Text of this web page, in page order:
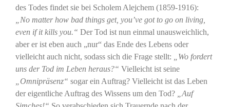
des Todes findet sie bei Scholem Alejchem (1859-1916):
„No matter how bad things get, you’ve got to go on living,
even if it kills you.“ Der Tod ist nun einmal unausweichlich,
aber er ist eben auch „nur“ das Ende des Lebens oder
vielleicht auch nicht, sodass sich die Frage stellt:
„Wo fordert
uns der Tod im Leben heraus?“ Vielleicht ist seine
„Omnipräsenz“ sogar ein Auftrag? Vielleicht ist das Leben
der eigentliche Auftrag des Wissens um den Tod?
„Auf